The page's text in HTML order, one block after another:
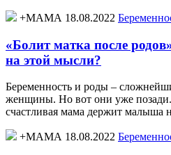
+МАМА 18.08.2022
«Болит матка после
на этой мысли?
Беременность и роды –
женщины. Но вот они уже позади.
счастливая мама держит малыша
+МАМА 18.08.2022